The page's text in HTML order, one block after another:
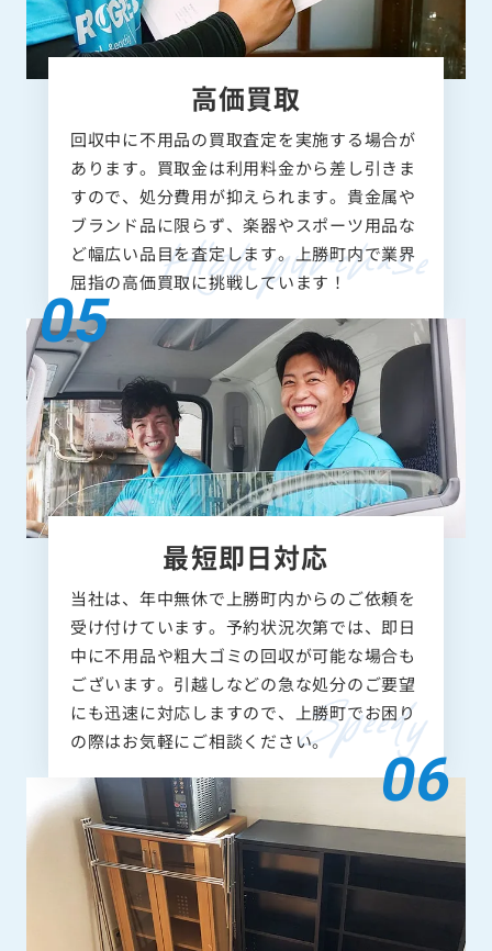
高価買取
回収中に不用品の買取査定を実施する場合が
あります。買取金は利用料金から差し引きま
すので、処分費用が抑えられます。貴金属や
ブランド品に限らず、楽器やスポーツ用品な
ど幅広い品目を査定します。上勝町内で業界
屈指の高価買取に挑戦しています！
最短即日対応
当社は、年中無休で上勝町内からのご依頼を
受け付けています。予約状況次第では、即日
中に不用品や粗大ゴミの回収が可能な場合も
ございます。引越しなどの急な処分のご要望
にも迅速に対応しますので、上勝町でお困り
の際はお気軽にご相談ください。